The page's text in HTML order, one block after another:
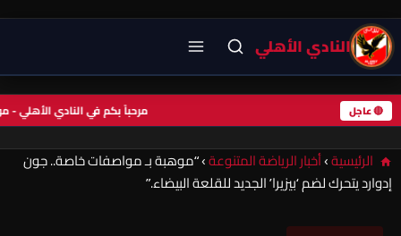
النادي الأهلي
🔴 عاجل مرحباً بكم في النادي
الرئيسية›أخبار الرياضة المتنوعة›“موهبة بـ مواصفات خاصة.. جون
إدوارد يتحرك لضم ‘بيزيرا’ الجديد للقلعة البيضاء.”